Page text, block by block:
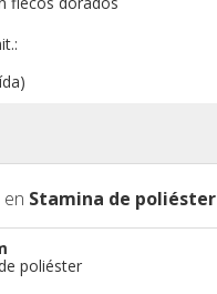
Stamina de poliéster
poliéster